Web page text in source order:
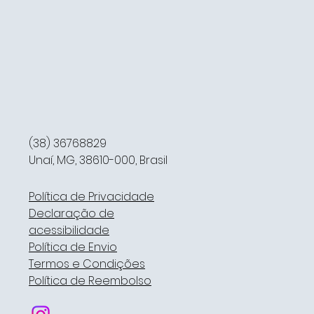
(38) 36768829
Unaí, MG, 38610-000, Brasil
Política de Privacidade
Declaração de
acessibilidade
Política de Envio
Termos e Condições
Política de Reembolso